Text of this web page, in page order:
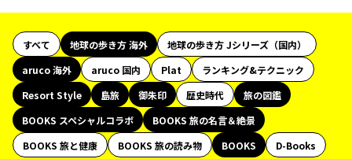
すべて 地球の歩き方 海外
地球の歩き方 Jシリーズ（国内）
aruco 海外
aruco 国内 Plat
ランキング&テクニック
Resort Style
島旅 御朱印 歴史時代
旅の図鑑
BOOKS スペシャルコラボ
BOOKS 旅の名言＆絶景
BOOKS 旅と健康
BOOKS 旅の読み物 BOOKS
D-Books